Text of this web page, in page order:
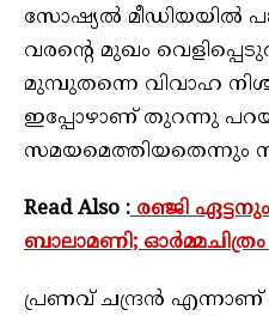
സോഷ്യല്‍ മീഡിയയില്‍
വരന്റെ മുഖം
മുമ്പുതന്നെ വിവാഹ
ഇപ്പോഴാണ് തുറന്നു
സമയമെത്തിയതെന്നും
Read Also :രഞ്ജി
ബാലാമണി;
പ്രണവ് ചന്ദ്രന്‍